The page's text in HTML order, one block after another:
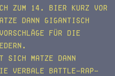
zum 14. Bier kurz vor
dann gigantisch
für die
Matze dann
verbale Battle-Rap-